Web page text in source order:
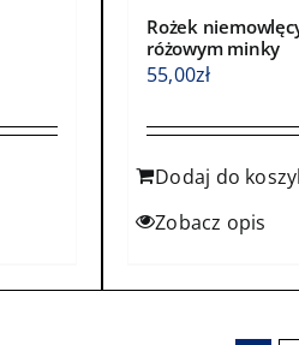
Rożek
różowym minky
55,00zł
Dodaj do
Zobacz opis